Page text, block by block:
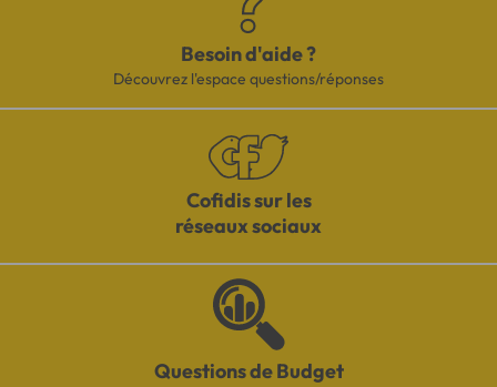
Besoin d'aide ?
Découvrez l'espace questions/réponses
Cofidis sur les
réseaux sociaux
Questions de Budget